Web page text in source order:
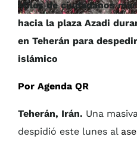
Miles de ciudadanos
hacia la plaza Azadi
en Teherán para
islámico
Por Agenda QR
Teherán, Irán. Una
despidió este lunes al